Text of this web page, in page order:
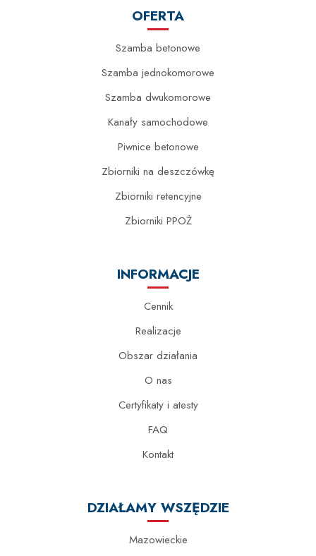
OFERTA
Szamba betonowe
Szamba jednokomorowe
Szamba dwukomorowe
Kanały samochodowe
Piwnice betonowe
Zbiorniki na deszczówkę
Zbiorniki retencyjne
Zbiorniki PPOŻ
INFORMACJE
Cennik
Realizacje
Obszar działania
O nas
Certyfikaty i atesty
FAQ
Kontakt
DZIAŁAMY WSZĘDZIE
Mazowieckie